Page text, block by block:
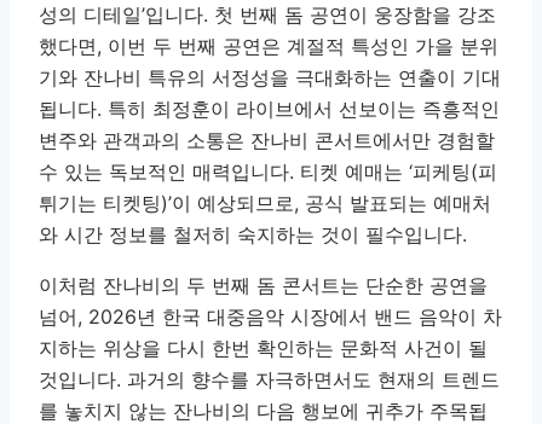
성의 디테일’입니다. 첫 번째 돔 공연이 웅장함을 강조
했다면, 이번 두 번째 공연은 계절적 특성인 가을 분위
기와 잔나비 특유의 서정성을 극대화하는 연출이 기대
됩니다. 특히 최정훈이 라이브에서 선보이는 즉흥적인
변주와 관객과의 소통은 잔나비 콘서트에서만 경험할
수 있는 독보적인 매력입니다. 티켓 예매는 ‘피케팅(피
튀기는 티켓팅)’이 예상되므로, 공식 발표되는 예매처
와 시간 정보를 철저히 숙지하는 것이 필수입니다.
이처럼 잔나비의 두 번째 돔 콘서트는 단순한 공연을
넘어, 2026년 한국 대중음악 시장에서 밴드 음악이 차
지하는 위상을 다시 한번 확인하는 문화적 사건이 될
것입니다. 과거의 향수를 자극하면서도 현재의 트렌드
를 놓치지 않는 잔나비의 다음 행보에 귀추가 주목됩